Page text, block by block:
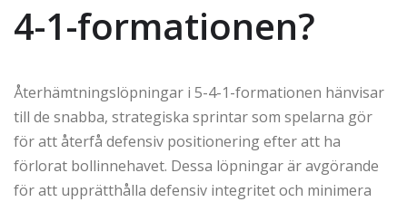
4-1-formationen?
Återhämtningslöpningar i 5-4-1-formationen hänvisar
till de snabba, strategiska sprintar som spelarna gör
för att återfå defensiv positionering efter att ha
förlorat bollinnehavet. Dessa löpningar är avgörande
för att upprätthålla defensiv integritet och minimera